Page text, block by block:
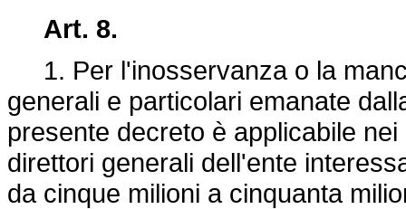
Art. 8.
1. Per l'inosservanza o la
generali e particolari emanate
presente decreto è applicabile
direttori generali dell'ente
da cinque milioni a cinquanta